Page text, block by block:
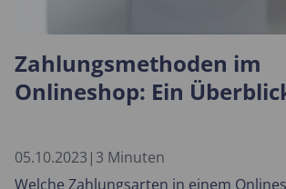
Zahlungsmethoden im
Onlineshop: Ein
05.10.2023 | 3 Minuten
Welche Zahlungsarten in einem